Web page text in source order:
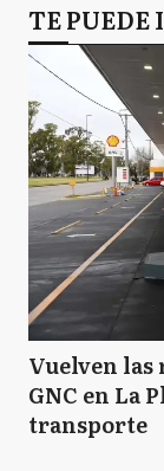
TE PUEDE
Vuelven
GNC en La
transporte